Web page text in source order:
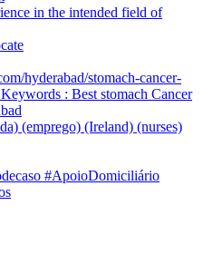
in the intended field of
hyderabad/stomach-cancer-
: Best stomach Cancer
(emprego) (Ireland) (nurses)
#ApoioDomiciliário